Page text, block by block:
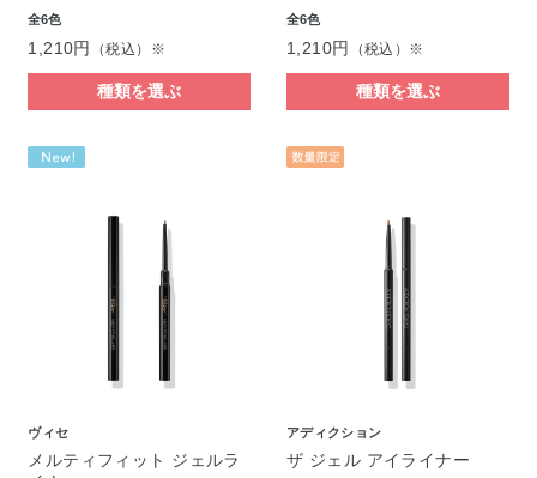
全6色
1,210円 （税込）※
種類を選ぶ
全6色
1,210円 （税込）※
種類を選ぶ
ヴィセ
メルティフィット ジェルラ
アディクション
ザ ジェル アイライナー